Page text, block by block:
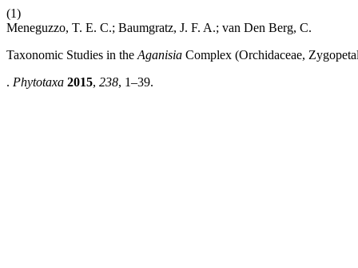
(1)
Meneguzzo, T. E. C.; Baumgratz, J. F. A.; van Den Berg, C.
Taxonomic Studies in the Aganisia Complex (Orchidaceae,
. Phytotaxa 2015, 238, 1–39.